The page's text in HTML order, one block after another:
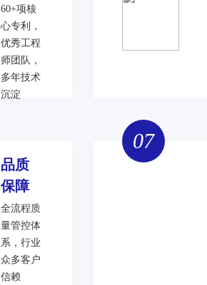
60+项核
心专利，
优秀工程
师团队，
多年技术
沉淀
品质
保障
全流程质
量管控体
系，行业
众多客户
信赖
07